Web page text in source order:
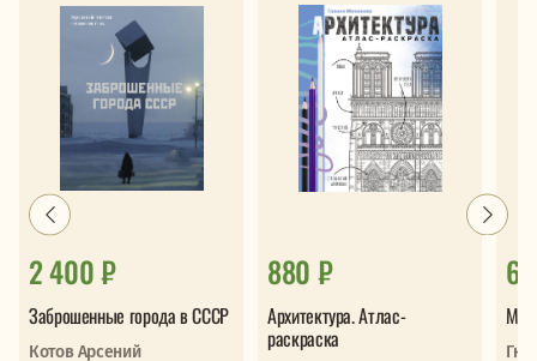
2 400 ₽
Заброшенные города в СССР
Котов Арсений
880 ₽
Архитектура. Атлас-
раскраска
6